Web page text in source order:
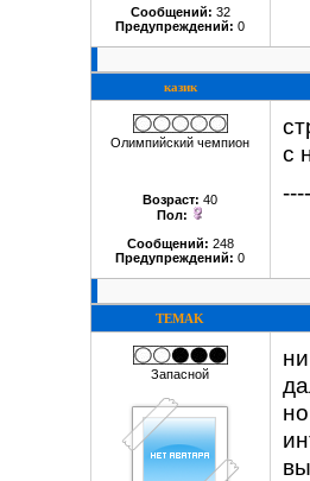
Сообщений: 32
Предупреждений: 0
казик
Олимпийский чемпион
Возраст: 40
Пол:
Сообщений: 248
Предупреждений: 0
с
TEMAK
Запасной